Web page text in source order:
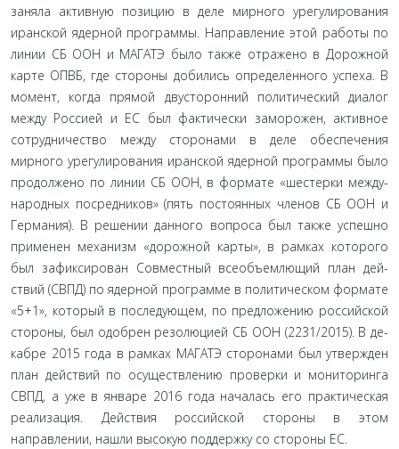
заняла активную позицию в деле мирного урегулирования
иранской ядерной программы. Направление этой работы по
линии СБ ООН и МАГАТЭ было также отражено в До­рожной
карте ОПВБ, где стороны добились определённого успеха. В
момент, когда прямой двусторонний политический диалог
между Россией и ЕС был фактически заморожен, ак­тивное
сотрудничество между сторонами в деле обеспечения
мирного урегулирования иранской ядерной программы было
продолжено по линии СБ ООН, в формате «шестерки между­
народных посредников» (пять постоянных членов СБ ООН и
Германия). В решении данного вопроса был также успешно
применен механизм «дорожной карты», в рамках которого
был зафиксирован Совместный всеобъемлющий план дей­
ствий (СВПД) по ядерной программе в политическом формате
«5+1», который в последующем, по предложению российской
стороны, был одобрен резолюцией СБ ООН (2231/2015). В де­
кабре 2015 года в рамках МАГАТЭ сторонами был утвержден
план действий по осуществлению проверки и мониторинга
СВПД, а уже в январе 2016 года началась его практическая
ре­ализация. Действия российской стороны в этом
направлении, нашли высокую поддержку со стороны ЕС.